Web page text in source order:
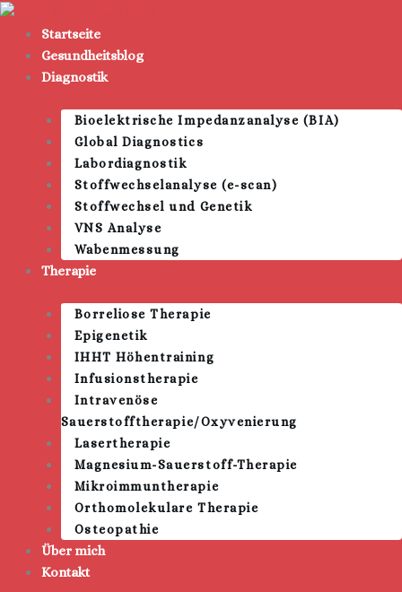
Zum
Inhalt
springen
Startseite
Gesundheitsblog
Diagnostik
Bioelektrische Impedanzanalyse (BIA)
Global Diagnostics
Labordiagnostik
Stoffwechselanalyse (e-scan)
Stoffwechsel und Genetik
VNS Analyse
Wabenmessung
Therapie
Borreliose Therapie
Epigenetik
IHHT Höhentraining
Infusionstherapie
Intravenöse
Sauerstofftherapie/Oxyvenierung
Lasertherapie
Magnesium-Sauerstoff-Therapie
Mikroimmuntherapie
Orthomolekulare Therapie
Osteopathie
Über mich
Kontakt